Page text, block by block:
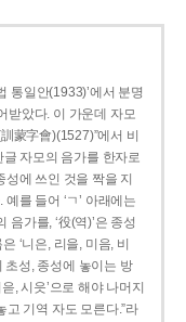
통일안(1933)’에서 분명
받았다. 이 가운데 자모
蒙字會)(1527)”에서 비
글 자모의 음가를 한자로
에 쓰인 것을 짝을 지
를 들어 ‘ㄱ’ 아래에는
음가를, ‘役(역)’은 종성
‘니은, 리을, 미음, 비
초성, 종성에 놓이는 방
, 시읏’으로 해야 나머지
고 기역 자도 모른다.”라